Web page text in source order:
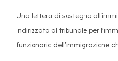
Una lettera di sostegno
indirizzata al tribunale per
funzionario dell'immigrazione